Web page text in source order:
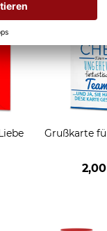
Grußkarte